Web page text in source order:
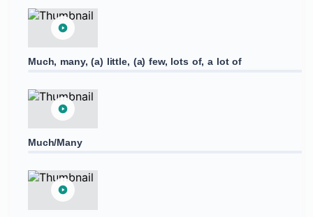
Much, many, (a) little, (a) few, lots of, a lot of
Much/Many